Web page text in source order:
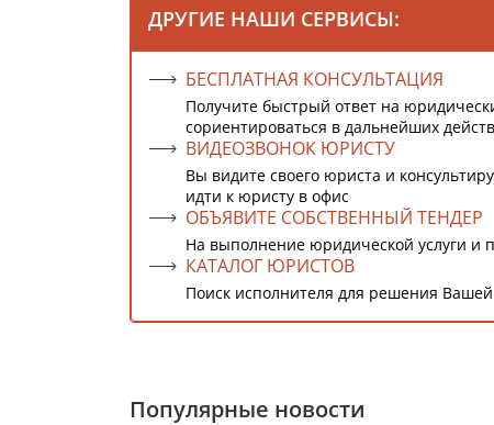
ДРУГИЕ НАШИ СЕРВИСЫ:
БЕСПЛАТНАЯ КОНСУЛЬТАЦИЯ
Получите быстрый ответ на
сориентироваться в дальнейших
ВИДЕОЗВОНОК ЮРИСТУ
Вы видите своего юриста и
идти к юристу в офис
ОБЪЯВИТЕ СОБСТВЕННЫЙ ТЕНДЕР
На выполнение юридической услуги и
КАТАЛОГ ЮРИСТОВ
Поиск исполнителя для решения
Популярные новости